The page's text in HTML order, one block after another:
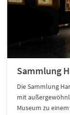
Sammlung
Die Sammlung
mit
Museum zu